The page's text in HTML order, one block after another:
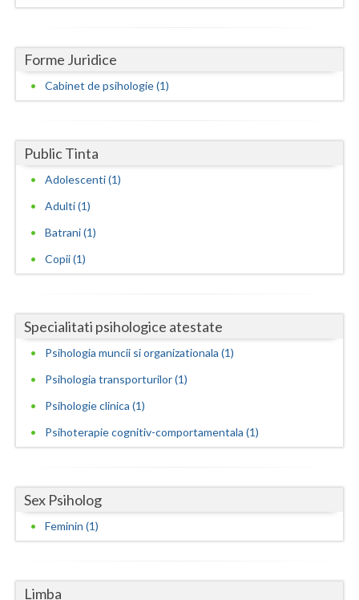
Ilfov
Mehedinti
Neamt
Prahova
Salaj
Satu-Mare
Suceava
Tulcea
Vaslui
Vrancea
Forme Juridice
Cabinet de psihologie (1)
Public Tinta
Adolescenti (1)
Adulti (1)
Batrani (1)
Copii (1)
Specialitati psihologice atestate
Psihologia muncii si organizationala (1)
Psihologia transporturilor (1)
Psihologie clinica (1)
Psihoterapie cognitiv-comportamentala (1)
Sex Psiholog
Feminin (1)
Limba